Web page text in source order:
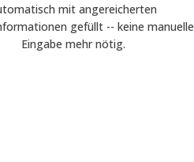
mit angereicherten
gefüllt -- keine manuelle
Eingabe mehr nötig.